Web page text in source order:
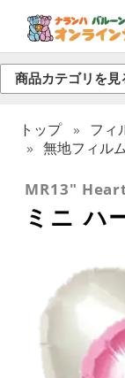
商品カテゴリを見
トップ フィ
無地フィル
MR13"
ミニ ハ